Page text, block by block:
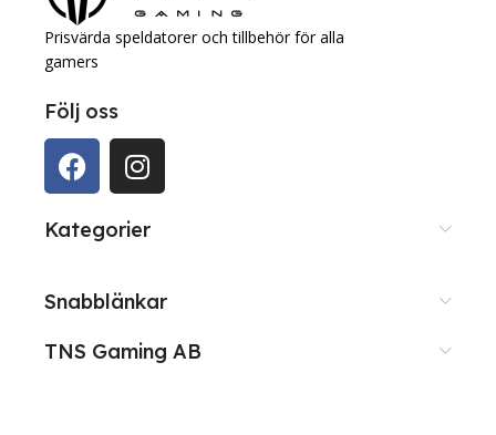
Prisvärda speldatorer och tillbehör för alla
gamers
Följ oss
Kategorier
Snabblänkar
TNS Gaming AB